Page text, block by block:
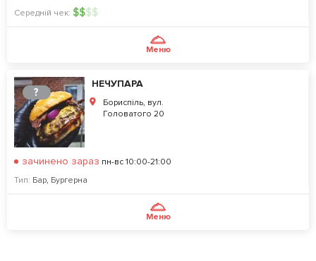
Середній чек: $$$$
Меню
?
НЕЧУПАРА
Бориспіль, вул.
Головатого 20
зачинено зараз пн-вс 10:00-21:00
Тип: Бар, Бургерна
Меню